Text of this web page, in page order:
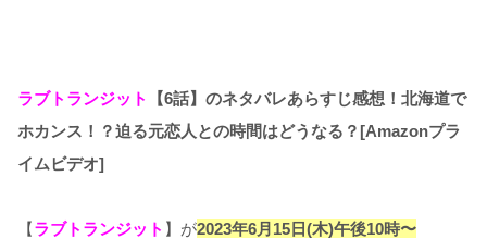
ラブトランジット
【6話】のネタバレあらすじ感想！北海道で
ホカンス！？迫る元恋人との時間はどうなる？[Amazonプラ
イムビデオ]
【ラブトランジット 】が2023年6月15日(木)午後10時〜